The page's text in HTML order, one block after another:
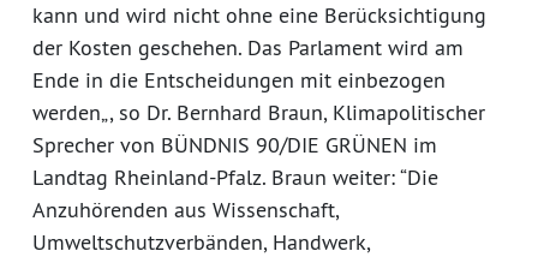
kann und wird nicht ohne eine Berücksichtigung
der Kosten geschehen. Das Parlament wird am
Ende in die Entscheidungen mit einbezogen
werden„, so Dr. Bernhard Braun, Klimapolitischer
Sprecher von BÜNDNIS 90/DIE GRÜNEN im
Landtag Rheinland-Pfalz. Braun weiter: “Die
Anzuhörenden aus Wissenschaft,
Umweltschutzverbänden, Handwerk,